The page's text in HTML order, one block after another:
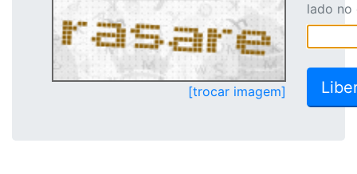
[trocar imagem]
lado no